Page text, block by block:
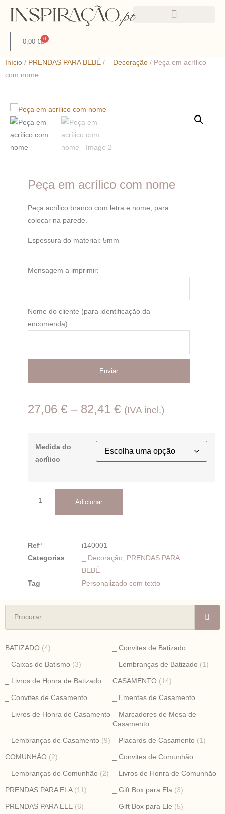
0,00 € 0
Início / PRENDAS PARA BEBÉ / _ Decoração / Peça em acrílico
com nome
Peça em acrílico com nome
Peça acrílico branco com letra e nome, para
colocar na parede.
Espessura do material: 5mm
Mensagem a imprimir:
Nome do cliente (para identificação da
encomenda):
Enviar
27,06 € – 82,41 € (IVA incl.)
Medida do
acrílico
Adicionar
Refª
i140001
Categorias
_ Decoração
PRENDAS PARA
BEBÉ
Tag
Personalizado com texto
BATIZADO (4) _ Convites de Batizado
_ Caixas de Batismo (3) _ Lembranças de Batizado (1)
_ Livros de Honra de Batizado CASAMENTO (14)
_ Convites de Casamento _ Ementas de Casamento
_ Livros de Honra de Casamento
_ Marcadores de Mesa de
Casamento
_ Lembranças de Casamento (9) _ Placards de Casamento (1)
COMUNHÃO (2) _ Convites de Comunhão
_ Lembranças de Comunhão (2) _ Livros de Honra de Comunhão
PRENDAS PARA ELA (11) _ Gift Box para Ela (3)
PRENDAS PARA ELE (6) _ Gift Box para Ele (5)